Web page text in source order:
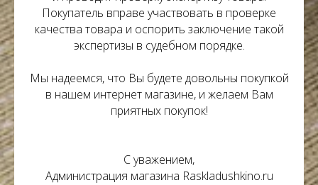
Покупатель вправе участвовать в проверке
качества товара и оспорить заключение такой
экспертизы в судебном порядке.
Мы надеемся, что Вы будете довольны покупкой
в нашем интернет магазине, и желаем Вам
приятных покупок!
С уважением,
Администрация магазина Raskladushkino.ru